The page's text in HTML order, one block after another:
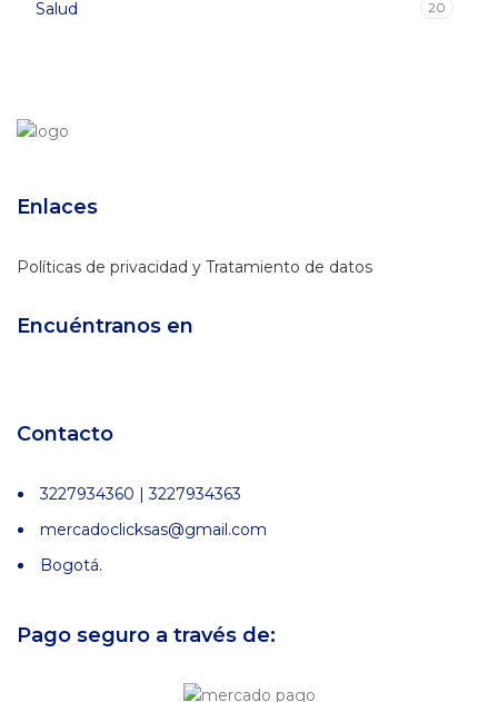
Salud 20
Enlaces
Políticas de privacidad y Tratamiento de datos
Encuéntranos en
Contacto
3227934360 | 3227934363
mercadoclicksas@gmail.com
Bogotá.
Pago seguro a través de: